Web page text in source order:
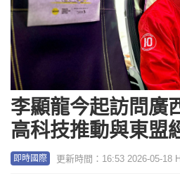
李顯龍今起訪問廣
高科技推動與東盟
即時國際 更新時間：16:53 2026-05-18